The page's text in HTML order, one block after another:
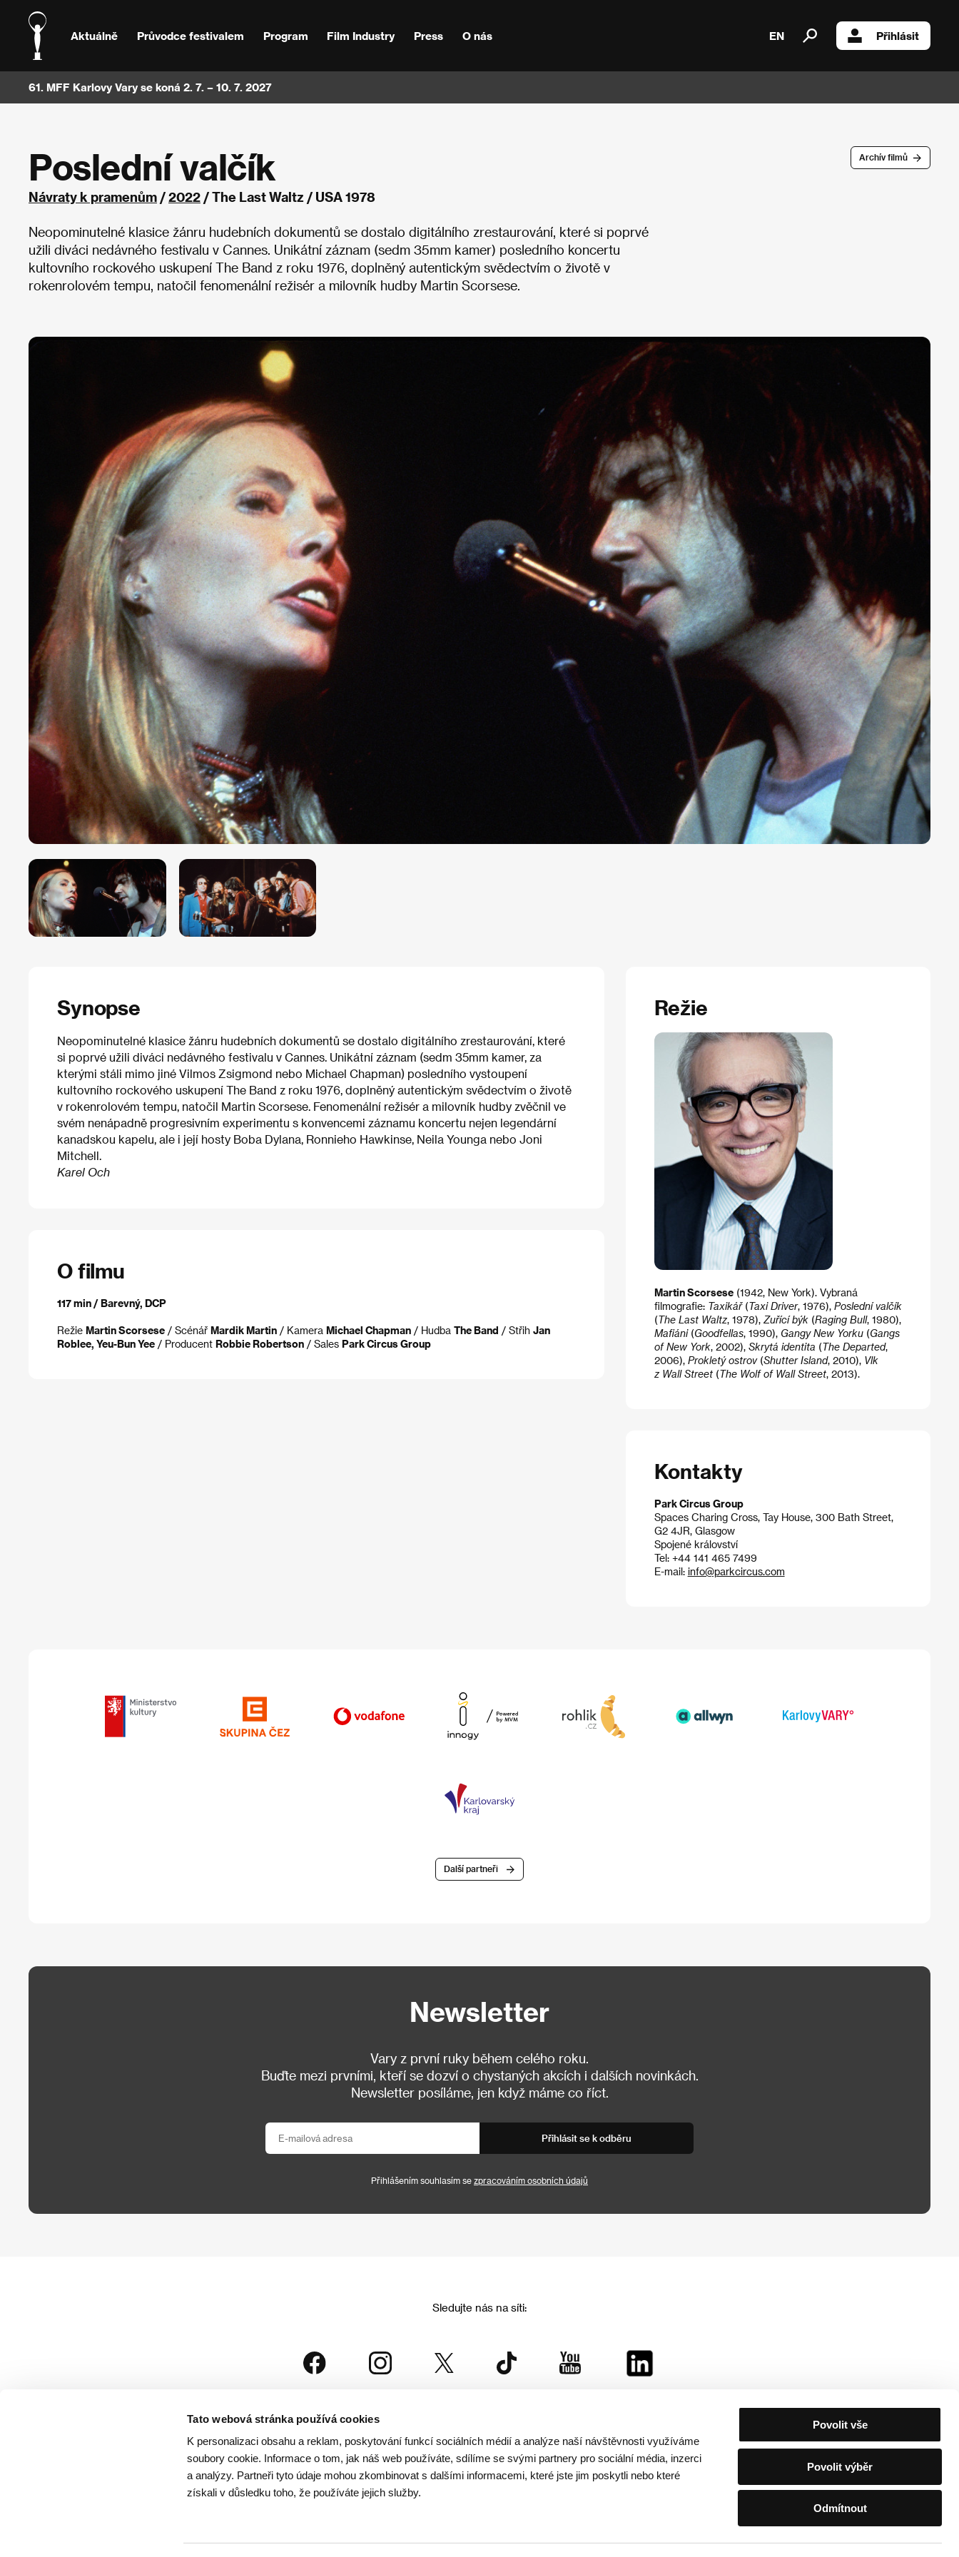
Tato webová stránka používá cookies
K personalizaci obsahu a reklam, poskytování funkcí sociálních médií a analýze naší návštěvnosti využíváme
soubory cookie. Informace o tom, jak náš web používáte, sdílíme se svými partnery pro sociální média, inzerci
a analýzy. Partneři tyto údaje mohou zkombinovat s dalšími informacemi, které jste jim poskytli nebo které
získali v důsledku toho, že používáte jejich služby.
Povolit vše
Povolit výběr
Odmítnout
Aktuálně Průvodce festivalem Program Film Industry Press O nás EN Přihlásit
61. MFF Karlovy Vary se koná 2. 7. – 10. 7. 2027
Archív filmů
Poslední valčík
Návraty k pramenům /2022 / The Last Waltz / USA 1978
Neopominutelné klasice žánru hudebních dokumentů se dostalo digitálního zrestaurování, které si poprvé
užili diváci nedávného festivalu v Cannes. Unikátní záznam (sedm 35mm kamer) posledního koncertu
kultovního rockového uskupení The Band z roku 1976, doplněný autentickým svědectvím o životě v
rokenrolovém tempu, natočil fenomenální režisér a milovník hudby Martin Scorsese.
Synopse
Neopominutelné klasice žánru hudebních dokumentů se dostalo digitálního zrestaurování, které
si poprvé užili diváci nedávného festivalu v Cannes. Unikátní záznam (sedm 35mm kamer, za
kterými stáli mimo jiné Vilmos Zsigmond nebo Michael Chapman) posledního vystoupení
kultovního rockového uskupení The Band z roku 1976, doplněný autentickým svědectvím o životě
v rokenrolovém tempu, natočil Martin Scorsese. Fenomenální režisér a milovník hudby zvěčnil ve
svém nenápadně progresivním experimentu s konvencemi záznamu koncertu nejen legendární
kanadskou kapelu, ale i její hosty Boba Dylana, Ronnieho Hawkinse, Neila Younga nebo Joni
Mitchell.
Karel Och
O filmu
117 min / Barevný, DCP
Režie Martin Scorsese / Scénář Mardik Martin / Kamera Michael Chapman / Hudba The Band / Střih Jan
Roblee, Yeu-Bun Yee / Producent Robbie Robertson / Sales Park Circus Group
Režie
Martin Scorsese(1942, New York). Vybraná
filmografie: Taxikář(Taxi Driver, 1976), Poslední valčík
(The Last Waltz, 1978), Zuřící býk (Raging Bull, 1980),
Mafiáni(Goodfellas, 1990), Gangy New Yorku(Gangs
of New York, 2002), Skrytá identita (The Departed,
2006), Prokletý ostrov(Shutter Island, 2010), Vlk
z Wall Street(The Wolf of Wall Street, 2013).
Kontakty
Park Circus Group
Spaces Charing Cross, Tay House, 300 Bath Street,
G2 4JR, Glasgow
Spojené království
Tel: +44 141 465 7499
E-mail: info@parkcircus.com
Další partneři
Newsletter
Vary z první ruky během celého roku.
Buďte mezi prvními, kteří se dozví o chystaných akcích i dalších novinkách.
Newsletter posíláme, jen když máme co říct.
Přihlásit se k odběru
Přihlášením souhlasím se zpracováním osobních údajů
Sledujte nás na síti:
je součástí rodiny KVIFF Group, která zastřešuje i další projekty: